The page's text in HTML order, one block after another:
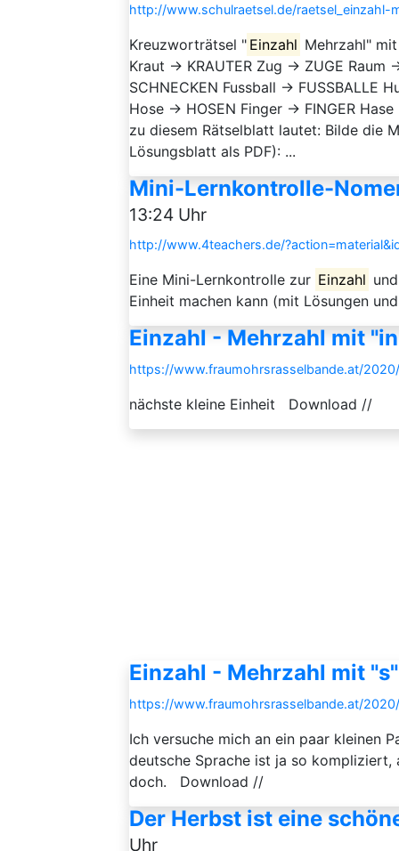
http://www.schulraetsel.de/raetsel_einzahl-
Kreuzworträtsel " Einzahl Mehrzahl"
Kraut → KRAUTER Zug → ZUGE Raum
SCHNECKEN Fussball → FUSSBALLE
Hose → HOSEN Finger → FINGER
zu diesem Rätselblatt lautet: Bilde die
Lösungsblatt als PDF): ...
Mini-Lernkontrolle-
13:24 Uhr
http://www.4teachers.de/
Eine Mini-Lernkontrolle zur Einzahl
Einheit machen kann (mit Lösungen
Einzahl - Mehrzahl mit
https://www.fraumohrsrasselbande.at/
nächste kleine Einheit Download //
Einzahl - Mehrzahl mit "s"
https://www.fraumohrsrasselbande.at/
Ich versuche mich an ein paar kleinen
deutsche Sprache ist ja so
doch. Download //
Der Herbst ist eine
Uhr